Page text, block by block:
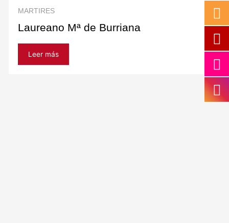
MARTIRES
Laureano Mª de Burriana
Leer más